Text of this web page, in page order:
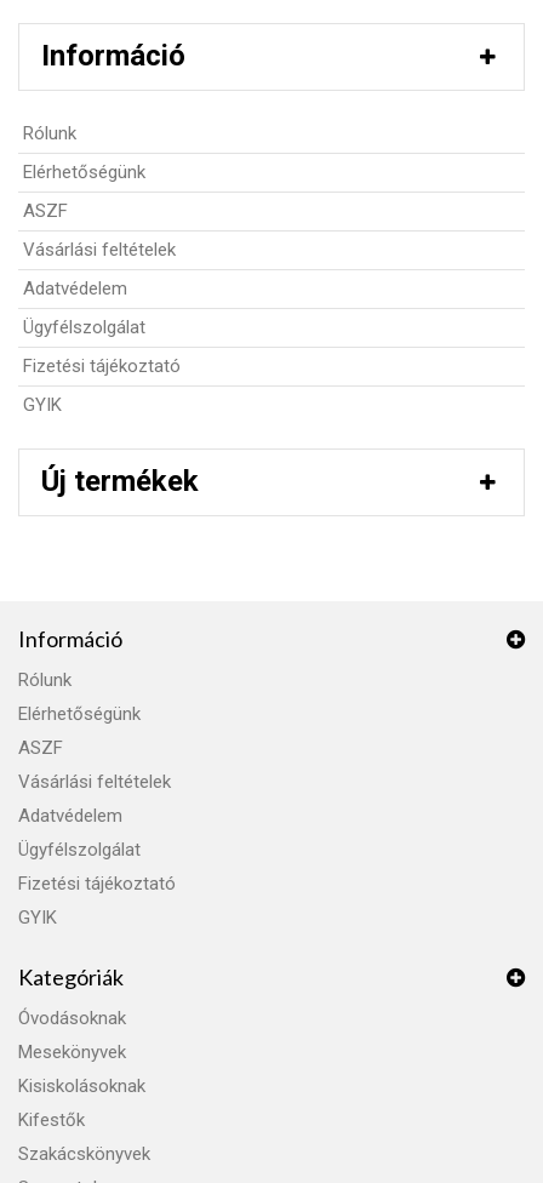
Információ
Rólunk
Elérhetőségünk
ASZF
Vásárlási feltételek
Adatvédelem
Ügyfélszolgálat
Fizetési tájékoztató
GYIK
Új termékek
Információ
Rólunk
Elérhetőségünk
ASZF
Vásárlási feltételek
Adatvédelem
Ügyfélszolgálat
Fizetési tájékoztató
GYIK
Kategóriák
Óvodásoknak
Mesekönyvek
Kisiskolásoknak
Kifestők
Szakácskönyvek